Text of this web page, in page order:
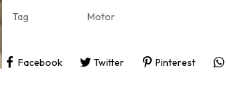
Tag
Motor
Facebook Twitter Pinterest